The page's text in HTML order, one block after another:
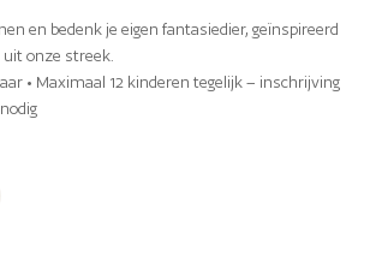
en bedenk je eigen fantasiedier, geïnspireerd
onze streek.
• Maximaal 12 kinderen tegelijk – inschrijving